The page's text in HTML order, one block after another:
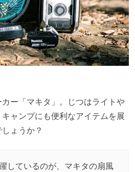
ー「マキタ」。じつはライトや
ャンプにも便利なアイテムを展
ょうか？
しているのが、マキタの扇風